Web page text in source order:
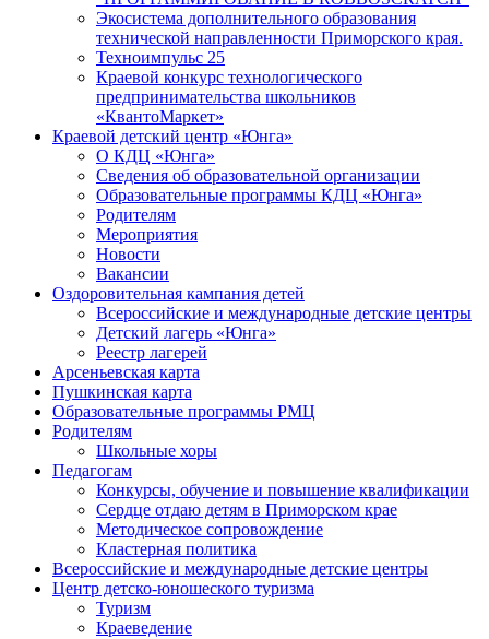
Экосистема дополнительного образования
технической направленности Приморского края.
Техноимпульс 25
Краевой конкурс технологического
предпринимательства школьников
«КвантоМаркет»
Краевой детский центр «Юнга»
О КДЦ «Юнга»
Сведения об образовательной организации
Образовательные программы КДЦ «Юнга»
Родителям
Мероприятия
Новости
Вакансии
Оздоровительная кампания детей
Всероссийские и международные детские центры
Детский лагерь «Юнга»
Реестр лагерей
Арсеньевская карта
Пушкинская карта
Образовательные программы РМЦ
Родителям
Школьные хоры
Педагогам
Конкурсы, обучение и повышение квалификации
Сердце отдаю детям в Приморском крае
Методическое сопровождение
Кластерная политика
Всероссийские и международные детские центры
Центр детско-юношеского туризма
Туризм
Краеведение